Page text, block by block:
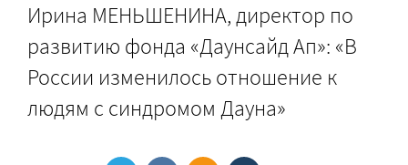
Ирина МЕНЬШЕНИНА, директор по
развитию фонда «Даунсайд Ап»: «В
России изменилось отношение к
людям с синдромом Дауна»